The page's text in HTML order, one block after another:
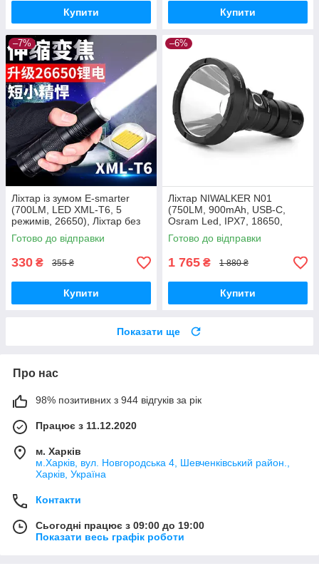
Купити Купити
–7%
Ліхтар із зумом E-smarter
(700LM, LED XML-T6, 5
режимів, 26650), Ліхтар без
батареї
Готово до відправки
330 ₴ 355 ₴
Купити
–6%
Ліхтар NIWALKER N01
(750LM, 900mAh, USB-C,
Osram Led, IPX7, 18650,
18350, 650 метрів)
Готово до відправки
1 765 ₴ 1 880 ₴
Купити
Показати ще
Про нас
98% позитивних з 944 відгуків за рік
Працює з 11.12.2020
м. Харків
м.Харків, вул. Новгородська 4, Шевченківський район.,
Харків, Україна
Контакти
Сьогодні працює з 09:00 до 19:00
Показати весь графік роботи